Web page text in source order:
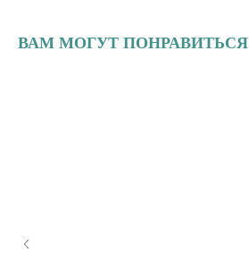
ВАМ МОГУТ ПОНРАВИТЬСЯ